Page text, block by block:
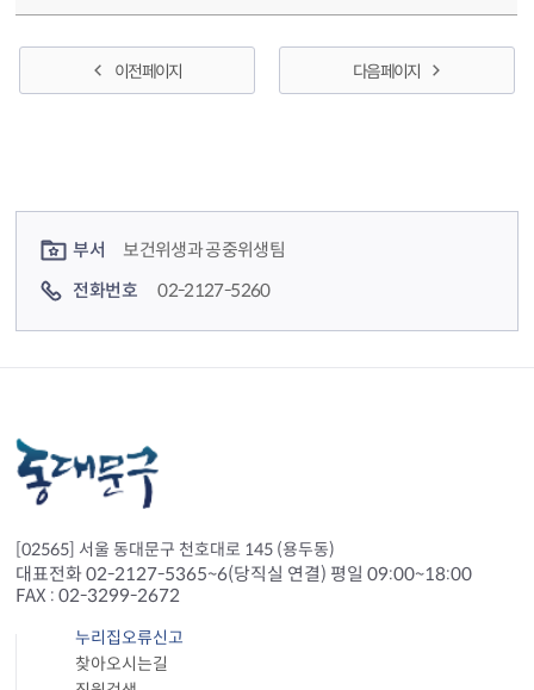
이전 페이지 다음 페이지
부서
보건위생과 공중위생팀
전화번호
02-2127-5260
[02565] 서울 동대문구 천호대로 145 (용두동)
대표전화 02-2127-5365~6(당직실 연결) 평일 09:00~18:00
FAX : 02-3299-2672
누리집오류신고
찾아오시는길